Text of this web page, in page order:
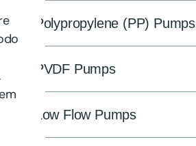
Polypropylene (PP) Pumps
PVDF Pumps
Low Flow Pumps